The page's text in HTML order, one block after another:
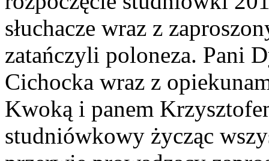
słuchacze wraz z
zatańczyli poloneza. Pani
Cichocka wraz z
Kwoką i panem
studniówkowy życząc